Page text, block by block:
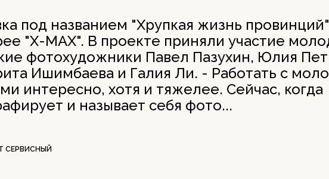
под названием "Хрупкая жизнь
"Х-МАХ". В проекте приняли участие
фотохудожники Павел Пазухин, Юлия
Ишимбаева и Галия Ли. - Работать с
интересно, хотя и тяжелее. Сейчас, когда
и называет себя фото...
СЕРВИСНЫЙ